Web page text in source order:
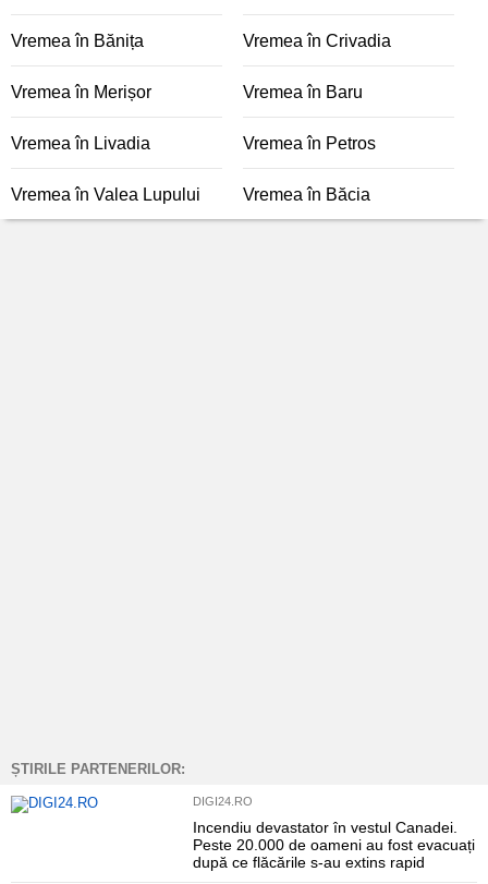
Vremea în Bănița Vremea în Crivadia
Vremea în Merișor Vremea în Baru
Vremea în Livadia Vremea în Petros
Vremea în Valea Lupului Vremea în Băcia
ȘTIRILE PARTENERILOR:
DIGI24.RO
Incendiu devastator în vestul Canadei.
Peste 20.000 de oameni au fost evacuați
după ce flăcările s-au extins rapid